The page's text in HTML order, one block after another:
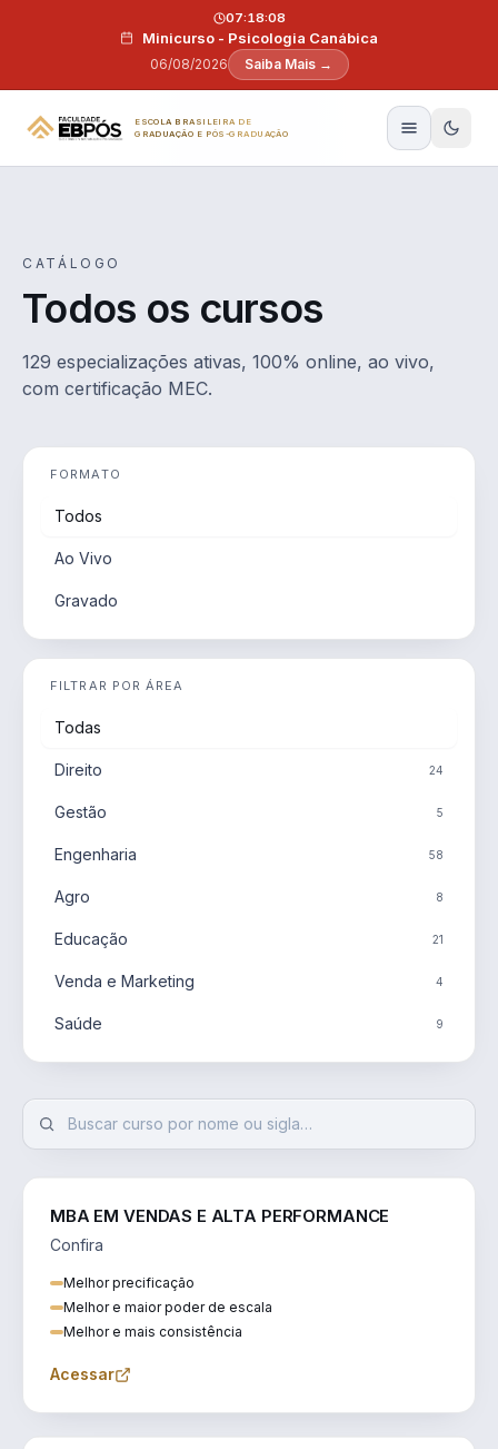
Minicurso - Psicologia Canábica
06/08/2026
07:18:07
Saiba Mais →
ESCOLA BRASILEIRA DE
GRADUAÇÃO E PÓS-GRADUAÇÃO
CATÁLOGO
Todos os cursos
129 especializações ativas, 100% online, ao vivo,
com certificação MEC.
FORMATO
Todos
Ao Vivo
Gravado
FILTRAR POR ÁREA
Todas
Direito 24
Gestão 5
Engenharia 58
Agro 8
Educação 21
Venda e Marketing 4
Saúde 9
MBA EM VENDAS E ALTA PERFORMANCE
Confira
Melhor precificação
Melhor e maior poder de escala
Melhor e mais consistência
Acessar